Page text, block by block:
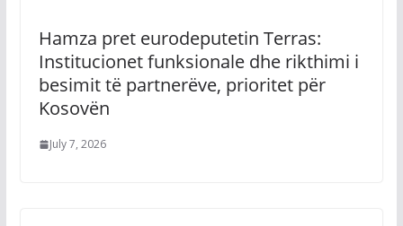
Hamza pret eurodeputetin Terras:
Institucionet funksionale dhe rikthimi i
besimit të partnerëve, prioritet për
Kosovën
July 7, 2026